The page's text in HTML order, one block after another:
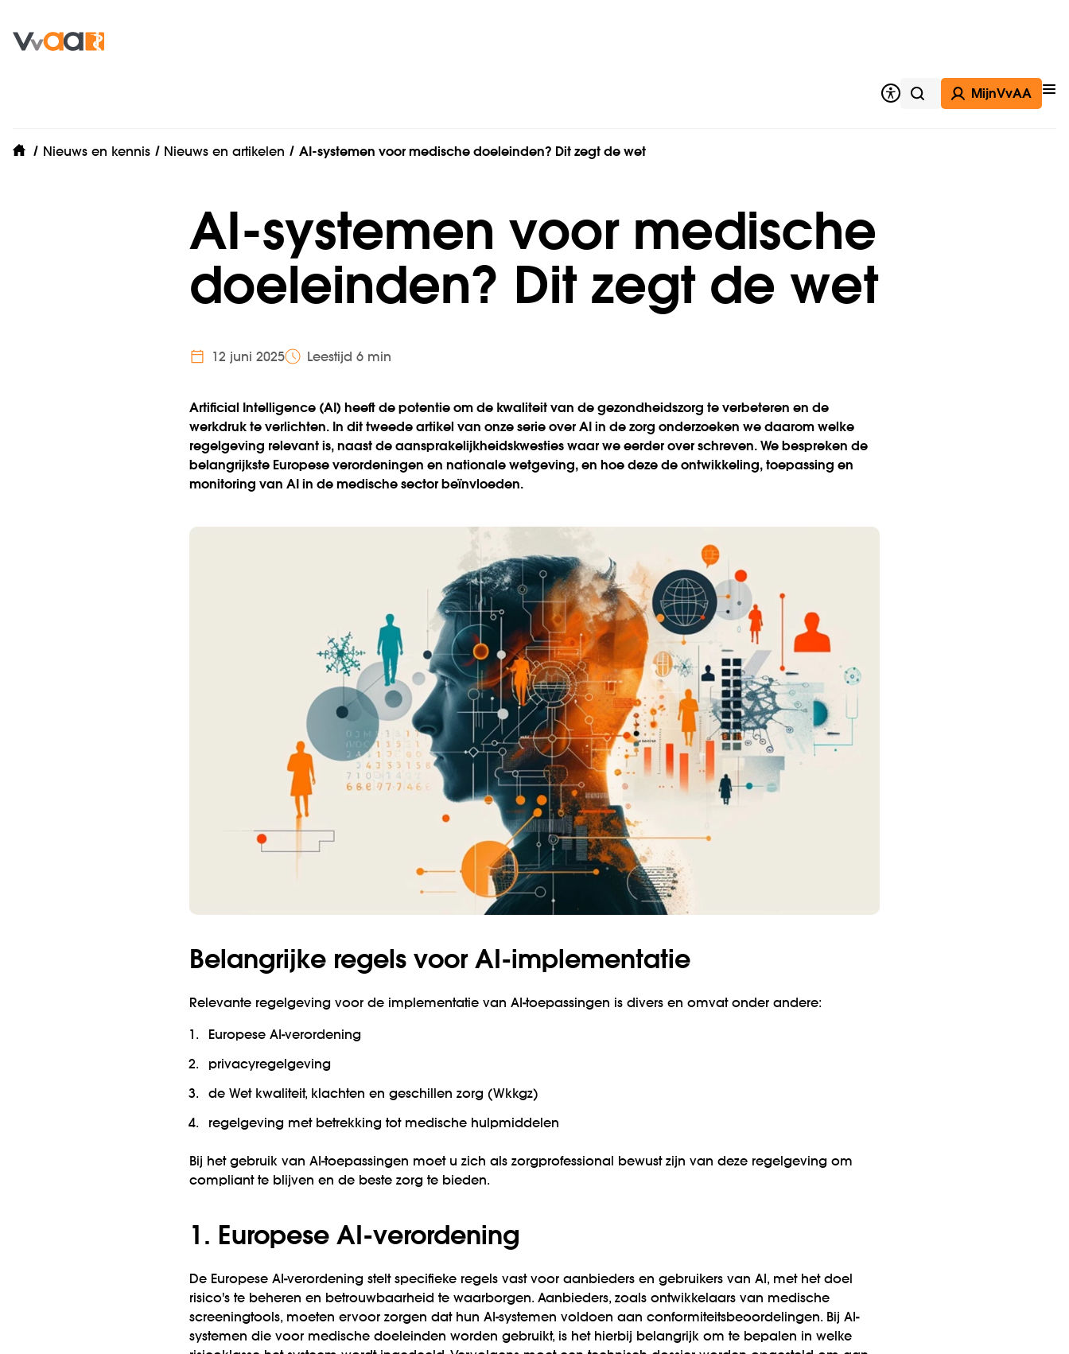
Zoeken
MijnVvAA
home
Nieuws en kennis Nieuws en artikelen AI-systemen voor medische doeleinden? Dit zegt de wet
AI-systemen voor medische
doeleinden? Dit zegt de wet
12 juni 2025 Leestijd 6 min
Artificial Intelligence (AI) heeft de potentie om de kwaliteit van de gezondheidszorg te verbeteren en de
werkdruk te verlichten. In dit tweede artikel van onze serie over AI in de zorg onderzoeken we daarom welke
regelgeving relevant is, naast de aansprakelijkheidskwesties waar we eerder over schreven. We bespreken de
belangrijkste Europese verordeningen en nationale wetgeving, en hoe deze de ontwikkeling, toepassing en
monitoring van AI in de medische sector beïnvloeden.
Belangrijke regels voor AI-implementatie
Relevante regelgeving voor de implementatie van AI-toepassingen is divers en omvat onder andere:
Europese AI-verordening
privacyregelgeving
de Wet kwaliteit, klachten en geschillen zorg (Wkkgz)
regelgeving met betrekking tot medische hulpmiddelen
Bij het gebruik van AI-toepassingen moet u zich als zorgprofessional bewust zijn van deze regelgeving om
compliant te blijven en de beste zorg te bieden.
1. Europese AI-verordening
De Europese AI-verordening stelt specifieke regels vast voor aanbieders en gebruikers van AI, met het doel
risico's te beheren en betrouwbaarheid te waarborgen. Aanbieders, zoals ontwikkelaars van medische
screeningtools, moeten ervoor zorgen dat hun AI-systemen voldoen aan conformiteitsbeoordelingen. Bij AI-
systemen die voor medische doeleinden worden gebruikt, is het hierbij belangrijk om te bepalen in welke